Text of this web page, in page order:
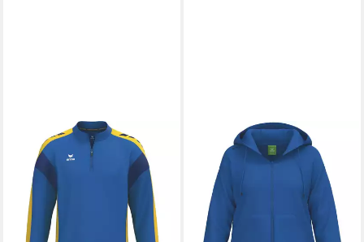
Langarmshirt erima Unisex
Trainingstop CELEBRATE 125
Training Top
ab 38,69 €
49,99 €
-23%
Sweatjacke erima Damen
Sweatjacke TS Hoody Jacket
ab 42,19 €
59,99 €
-30%
lieferbar - in 2-3 Werktagen bei dir